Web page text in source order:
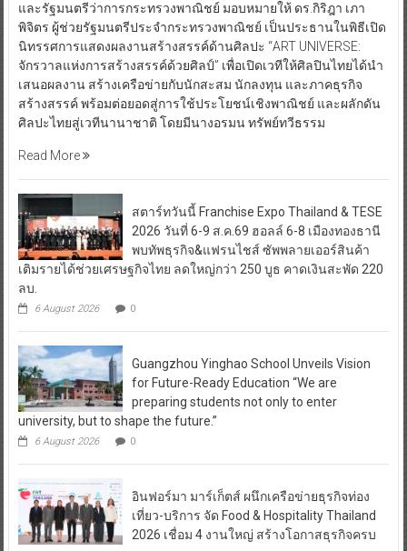
และรัฐมนตรีว่าการกระทรวงพาณิชย์ มอบหมายให้ ดร.กิริฎา เภา
พิจิตร ผู้ช่วยรัฐมนตรีประจำกระทรวงพาณิชย์ เป็นประธานในพิธีเปิด
นิทรรศการแสดงผลงานสร้างสรรค์ด้านศิลปะ “ART UNIVERSE:
จักรวาลแห่งการสร้างสรรค์ด้วยศิลป์” เพื่อเปิดเวทีให้ศิลปินไทยได้นำ
เสนอผลงาน สร้างเครือข่ายกับนักสะสม นักลงทุน และภาคธุรกิจ
สร้างสรรค์ พร้อมต่อยอดสู่การใช้ประโยชน์เชิงพาณิชย์ และผลักดัน
ศิลปะไทยสู่เวทีนานาชาติ โดยมีนางอรมน ทรัพย์ทวีธรรม
Read More
สตาร์ทวันนี้ Franchise Expo Thailand & TESE
2026 วันที่ 6-9 ส.ค.69 ฮอลล์ 6-8 เมืองทองธานี
พบทัพธุรกิจ&แฟรนไชส์ ซัพพลายเออร์สินค้า
เติมรายได้ช่วยเศรษฐกิจไทย ลดใหญ่กว่า 250 บูธ คาดเงินสะพัด 220
ลบ.
6 August 2026 0
Guangzhou Yinghao School Unveils Vision
for Future-Ready Education “We are
preparing students not only to enter
university, but to shape the future.”
6 August 2026 0
อินฟอร์มา มาร์เก็ตส์ ผนึกเครือข่ายธุรกิจท่อง
เที่ยว-บริการ จัด Food & Hospitality Thailand
2026 เชื่อม 4 งานใหญ่ สร้างโอกาสธุรกิจครบ